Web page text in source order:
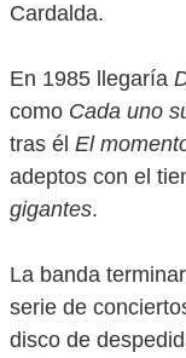
Cardalda.
En 1985 llegaría
como Cada uno
tras él El
adeptos con el
gigantes.
La banda
serie de
disco de